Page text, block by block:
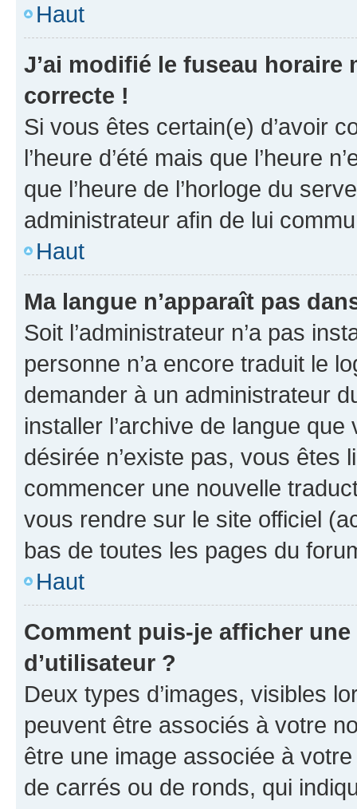
Haut
J’ai modifié le fuseau horaire
correcte !
Si vous êtes certain(e) d’avoir
l’heure d’été mais que l’heure
que l’heure de l’horloge du
administrateur afin de lui
Haut
Ma langue n’apparaît pas
Soit l’administrateur n’a pas
personne n’a encore traduit le
demander à un administrateur
installer l’archive de langue
désirée n’existe pas, vous êtes
commencer une nouvelle
vous rendre sur le site officiel
bas de toutes les pages du
Haut
Comment puis-je afficher
d’utilisateur ?
Deux types d’images, visibles
peuvent être associés à votre
être une image associée à
de carrés ou de ronds, qui